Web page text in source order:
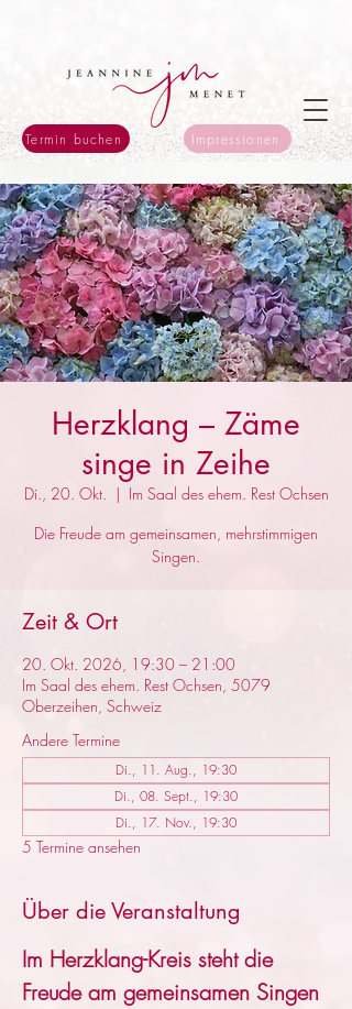
Termin buchen Impressionen
Herzklang – Zäme
singe in Zeihe
Di., 20. Okt.
  |
Im Saal des ehem. Rest Ochsen
Die Freude am gemeinsamen, mehrstimmigen
Singen.
Zeit & Ort
20. Okt. 2026, 19:30 – 21:00
Im Saal des ehem. Rest Ochsen, 5079
Oberzeihen, Schweiz
Andere Termine
Di., 11. Aug., 19:30
Di., 08. Sept., 19:30
Di., 17. Nov., 19:30
5 Termine ansehen
Über die Veranstaltung
Im Herzklang-Kreis steht die
Freude am gemeinsamen Singen